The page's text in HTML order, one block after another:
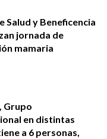
Salud y Beneficencia
jornada de
mamaria
Grupo
en distintas
a 6 personas,